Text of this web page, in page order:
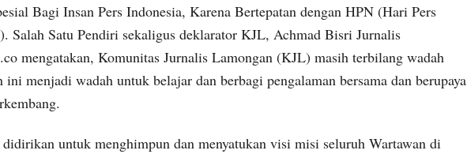
Bagi Insan Pers Indonesia, Karena Bertepatan dengan HPN (Hari Pers
Salah Satu Pendiri sekaligus deklarator KJL, Achmad Bisri Jurnalis
mengatakan, Komunitas Jurnalis Lamongan (KJL) masih terbilang wadah
ini menjadi wadah untuk belajar dan berbagi pengalaman bersama dan berupaya
untuk menghimpun dan menyatukan visi misi seluruh Wartawan di